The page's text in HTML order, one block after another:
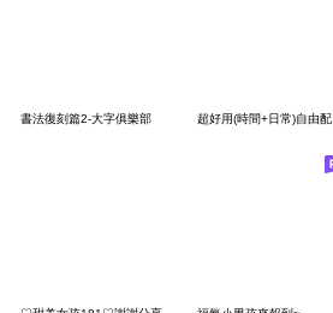
書法復刻篇2-大字俱樂部 超好用(時間+日常)自由配